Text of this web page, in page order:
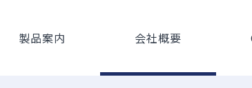
製品案内 会社概要